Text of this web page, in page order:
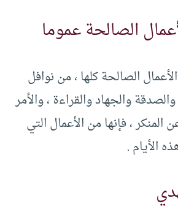
الصالحة عموما
الصالحة كلها ، من نوافل
والجهاد والقراءة ، والأمر
المنكر ، فإنها من الأعمال التي
الأيام .